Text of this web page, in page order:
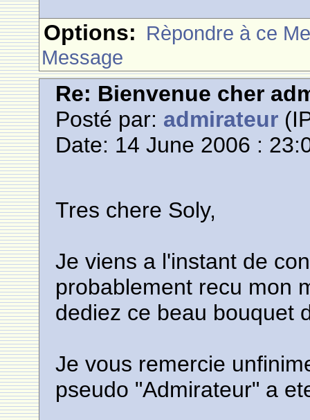
Options: Rèpondre à ce
Message
Re: Bienvenue cher
Posté par: admirateur
Date: 14 June 2006 :
Tres chere Soly,
Je viens a l'instant de
probablement recu mon
dediez ce beau bouquet
Je vous remercie
pseudo "Admirateur" a